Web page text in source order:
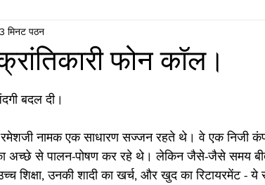
फोन कॉल।
3 मिनट पठन
बदल दी।
रमेशजी नामक एक साधारण सज्जन रहते थे। वे एक निजी
अच्छे से पालन-पोषण कर रहे थे। लेकिन जैसे-जैसे समय बीत
शिक्षा, उनकी शादी का खर्च, और खुद का रिटायरमेंट -